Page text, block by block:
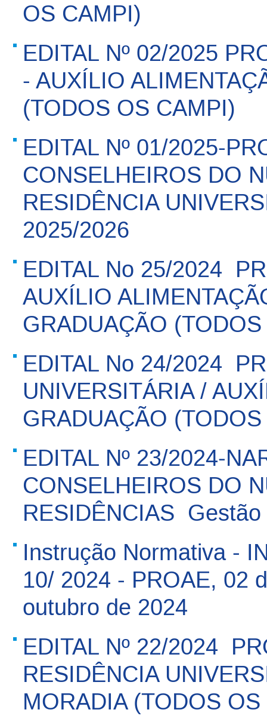
OS CAMPI)
EDITAL Nº 02/2025
- AUXÍLIO
(TODOS OS CAMPI)
EDITAL Nº 01/2025-
CONSELHEIROS DO
RESIDÊNCIA
2025/2026
EDITAL No 25/2024 
AUXÍLIO
GRADUAÇÃO
EDITAL No 24/2024 
UNIVERSITÁRIA /
GRADUAÇÃO
EDITAL Nº 23/2024-
CONSELHEIROS DO
RESIDÊNCIAS 
Instrução Normativa -
10/ 2024 - PROAE, 02
outubro de 2024
EDITAL Nº 22/2024 
RESIDÊNCIA
MORADIA (TODOS